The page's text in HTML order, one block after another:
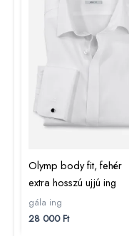
Olymp body fit, fehér
extra hosszú ujjú ing
gála ing
28 000Ft